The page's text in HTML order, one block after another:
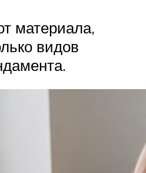
материала,
видов